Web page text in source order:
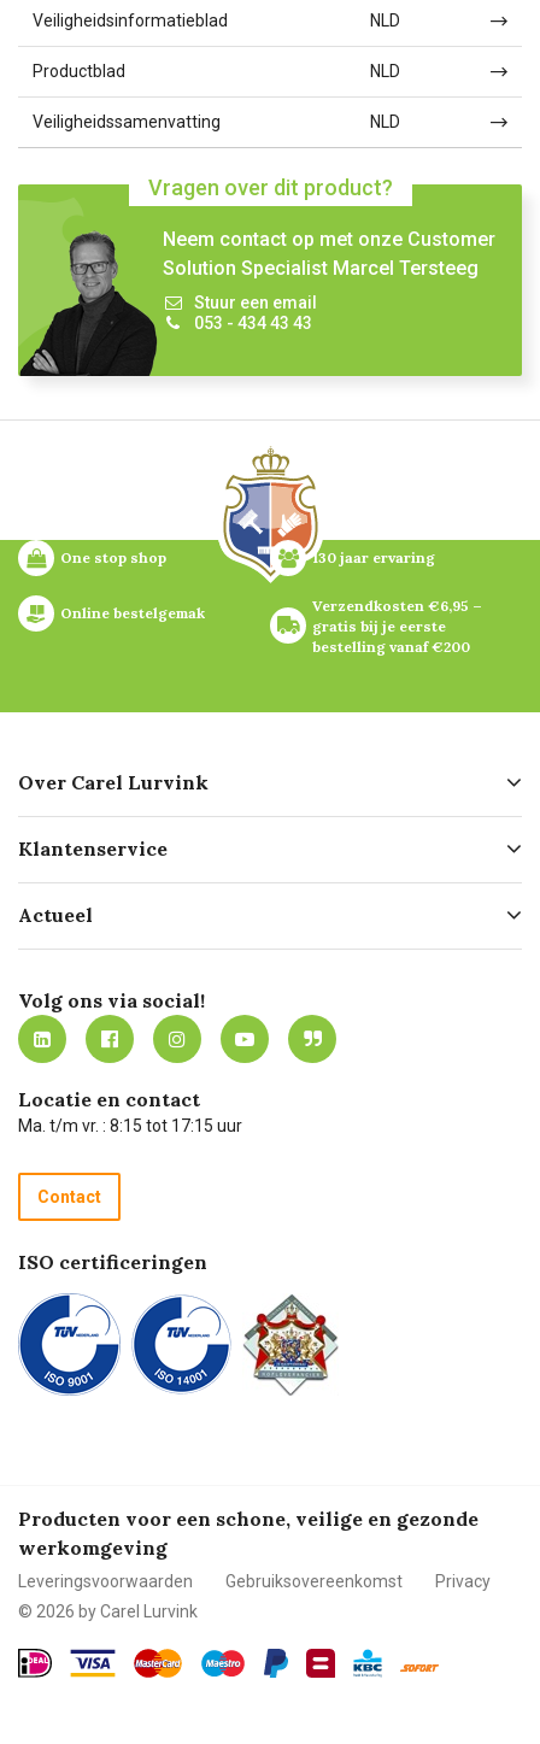
Veiligheidsinformatieblad NLD
Productblad NLD
Veiligheidssamenvatting NLD
Vragen over dit product?
Neem contact op met onze Customer
Solution Specialist Marcel Tersteeg
Stuur een email
053 - 434 43 43
One stop shop 130 jaar ervaring
Online bestelgemak
Verzendkosten €6,95 –
gratis bij je eerste
bestelling vanaf €200
Over Carel Lurvink
Geschiedenis
Missie
Werken bij Carel Lurvink
MVO
Klantenservice
Bezorgen
Mijn Carel Lurvink
Mijn Carel Lurvink instructievideo's
Carel Lurvink App
Hulp op afstand
Technische dienst
Recycle programma
Betalen
Actueel
Innovation LAB
Tevreden klanten
Carel Lurvink Blog
Carel de podcast
Volg ons via social!
Locatie en contact
Ma. t/m vr. : 8:15 tot 17:15 uur
Contact
ISO certificeringen
Producten voor een schone, veilige en gezonde
werkomgeving
Leveringsvoorwaarden Gebruiksovereenkomst
Privacy
© 2026 by Carel Lurvink